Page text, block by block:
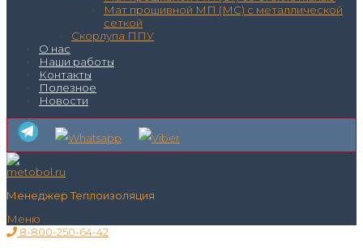
Мат прошивной МП (МС) с металлической
сеткой
Скорлупа ППУ
О нас
Наши работы
Контакты
Полезное
Новости
Менеджер Теплоизоляция
Меню
8-800-250-64-42